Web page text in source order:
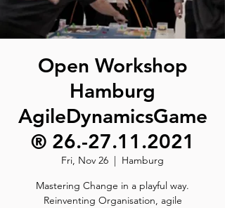
Open Workshop
Hamburg
AgileDynamicsGame
® 26.-27.11.2021
Fri, Nov 26
  |
Hamburg
Mastering Change in a playful way.
Reinventing Organisation, agile